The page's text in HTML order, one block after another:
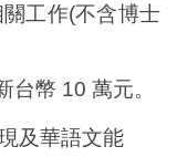
工作(不含博士
幣 10 萬元。
及華語文能